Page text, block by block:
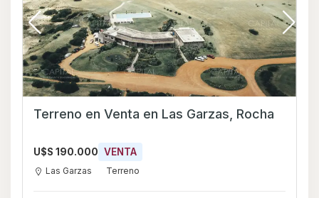
Terreno en Venta en Las Garzas, Rocha
U$S 190.000 VENTA
Las Garzas Terreno